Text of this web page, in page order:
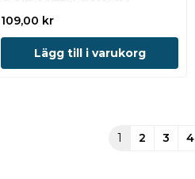
109,00 kr
Lägg till i varukorg
1 2 3 4